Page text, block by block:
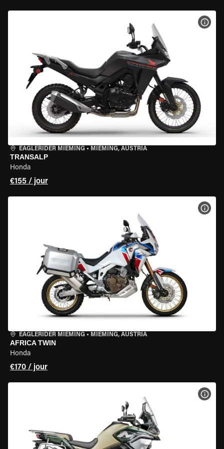
EAGLERIDER MIEMING • MIEMING, AUSTRIA
TRANSALP
Honda
€155 / jour
EAGLERIDER MIEMING • MIEMING, AUSTRIA
AFRICA TWIN
Honda
€170 / jour